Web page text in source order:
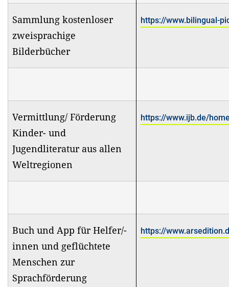
Sammlung kostenloser
zweisprachige
Bilderbücher
https://www.bilingual-
Vermittlung/ Förderung
Kinder- und
Jugendliteratur aus allen
Weltregionen
https://www.ijb.de/
Buch und App für Helfer/-
innen und geflüchtete
Menschen zur
Sprachförderung
https://